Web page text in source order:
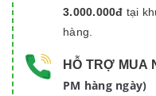
3.000.000đ tại
hàng.
HỖ TRỢ MUA
PM hàng ngày)